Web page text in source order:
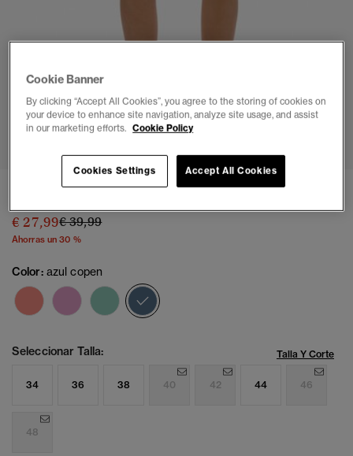
1 2 3 4
Shorts Essential Logo Teñidos
€ 27,99Precio rebajado de
€ 39,99a
Ahorras un 30 %
Color: azul copen
Seleccionar Talla: Talla Y Corte
34 36 38 40 42 44 46
48
Cookie Banner
By clicking “Accept All Cookies”, you agree to the storing of cookies on
your device to enhance site navigation, analyze site usage, and assist
in our marketing efforts. Cookie Policy
Accept All Cookies
Cookies Settings